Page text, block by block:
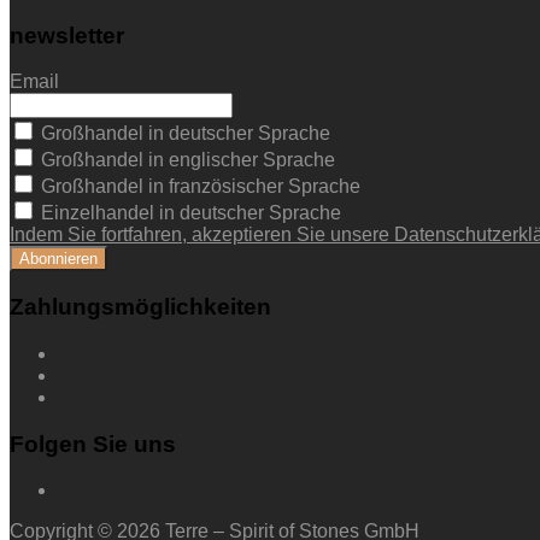
newsletter
Email
Großhandel in deutscher Sprache
Großhandel in englischer Sprache
Großhandel in französischer Sprache
Einzelhandel in deutscher Sprache
Indem Sie fortfahren, akzeptieren Sie unsere
Zahlungsmöglichkeiten
Folgen Sie uns
Copyright © 2026 Terre – Spirit of Stones GmbH